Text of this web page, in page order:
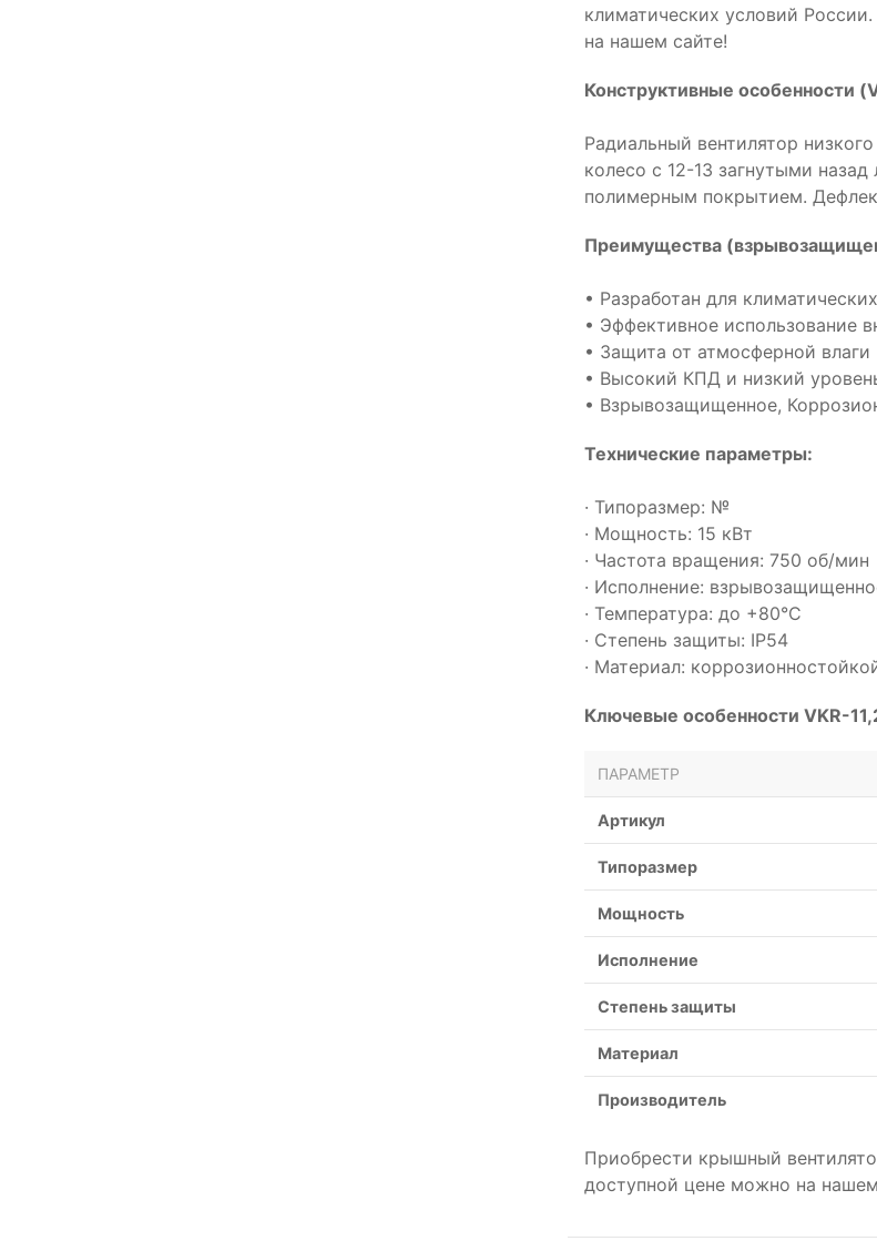
климатических условий
на нашем сайте!
Конструктивные особенности
Радиальный вентилятор
колесо с 12-13 загнутыми
полимерным покрытием.
Преимущества
• Разработан для
• Эффективное использование
• Защита от атмосферной влаги
• Высокий КПД и низкий
• Взрывозащищенное,
Технические параметры:
· Типоразмер: №
· Мощность: 15 кВт
· Частота вращения: 750 об/мин
· Исполнение:
· Температура: до +80°С
· Степень защиты: IP54
· Материал:
Ключевые особенности VKR-
ПАРАМЕТР
Артикул
Типоразмер
Мощность
Исполнение
Степень защиты
Материал
Производитель
Приобрести крышный
доступной цене можно на